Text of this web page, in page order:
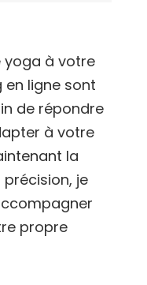
yoga à votre
ligne sont
de répondre
à votre
la
je
propre